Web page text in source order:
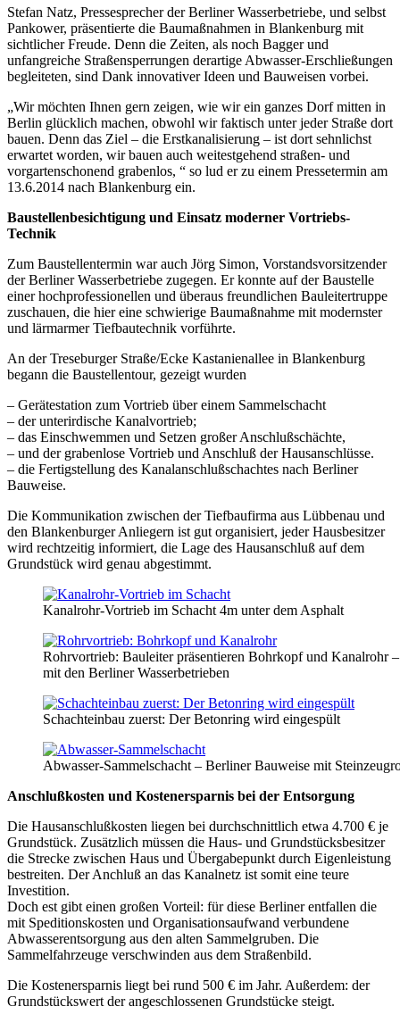
Stefan Natz, Pressesprecher der Berliner Wasserbetriebe, und selbst
Pankower, präsentierte die Baumaßnahmen in Blankenburg mit
sichtlicher Freude. Denn die Zeiten, als noch Bagger und
unfangreiche Straßensperrungen derartige Abwasser-Erschließungen
begleiteten, sind Dank innovativer Ideen und Bauweisen vorbei.
„Wir möchten Ihnen gern zeigen, wie wir ein ganzes Dorf mitten in
Berlin glücklich machen, obwohl wir faktisch unter jeder Straße dort
bauen. Denn das Ziel – die Erstkanalisierung – ist dort sehnlichst
erwartet worden, wir bauen auch weitestgehend straßen- und
vorgartenschonend grabenlos, “ so lud er zu einem Pressetermin am
13.6.2014 nach Blankenburg ein.
Baustellenbesichtigung und Einsatz moderner Vortriebs-
Technik
Zum Baustellentermin war auch Jörg Simon, Vorstandsvorsitzender
der Berliner Wasserbetriebe zugegen. Er konnte auf der Baustelle
einer hochprofessionellen und überaus freundlichen Bauleitertruppe
zuschauen, die hier eine schwierige Baumaßnahme mit modernster
und lärmarmer Tiefbautechnik vorführte.
An der Treseburger Straße/Ecke Kastanienallee in Blankenburg
begann die Baustellentour, gezeigt wurden
– Gerätestation zum Vortrieb über einem Sammelschacht
– der unterirdische Kanalvortrieb;
– das Einschwemmen und Setzen großer Anschlußschächte,
– und der grabenlose Vortrieb und Anschluß der Hausanschlüsse.
– die Fertigstellung des Kanalanschlußschachtes nach Berliner
Bauweise.
Die Kommunikation zwischen der Tiefbaufirma aus Lübbenau und
den Blankenburger Anliegern ist gut organisiert, jeder Hausbesitzer
wird rechtzeitig informiert, die Lage des Hausanschluß auf dem
Grundstück wird genau abgestimmt.
Kanalrohr-Vortrieb im Schacht 4m unter dem Asphalt
Rohrvortrieb: Bauleiter präsentieren Bohrkopf und Kanalrohr
mit den Berliner Wasserbetrieben
Schachteinbau zuerst: Der Betonring wird eingespült
Abwasser-Sammelschacht – Berliner Bauweise mit
Anschlußkosten und Kostenersparnis bei der Entsorgung
Die Hausanschlußkosten liegen bei durchschnittlich etwa 4.700 € je
Grundstück. Zusätzlich müssen die Haus- und Grundstücksbesitzer
die Strecke zwischen Haus und Übergabepunkt durch Eigenleistung
bestreiten. Der Anchluß an das Kanalnetz ist somit eine teure
Investition.
Doch est gibt einen großen Vorteil: für diese Berliner entfallen die
mit Speditionskosten und Organisationsaufwand verbundene
Abwasserentsorgung aus den alten Sammelgruben. Die
Sammelfahrzeuge verschwinden aus dem Straßenbild.
Die Kostenersparnis liegt bei rund 500 € im Jahr. Außerdem: der
Grundstückswert der angeschlossenen Grundstücke steigt.